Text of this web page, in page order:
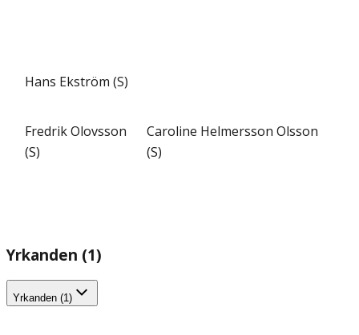
Hans Ekström (S)
Fredrik Olovsson
(S)
Caroline Helmersson Olsson
(S)
Yrkanden (1)
Yrkanden (1)